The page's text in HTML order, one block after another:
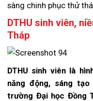
sàng chinh phục thử
DTHU sinh viên,
Tháp
DTHU sinh viên là
năng động, sáng
trường Đại học Đồng